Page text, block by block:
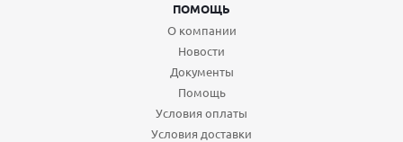
ПОМОЩЬ
О компании
Новости
Документы
Помощь
Условия оплаты
Условия доставки